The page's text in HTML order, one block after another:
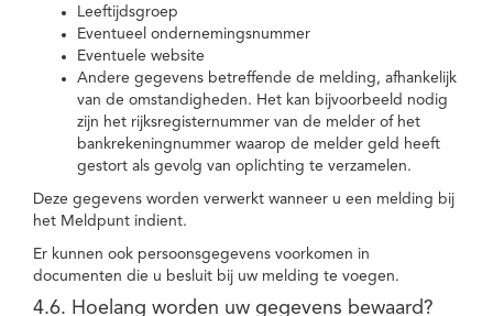
Leeftijdsgroep
Eventueel ondernemingsnummer
Eventuele website
Andere gegevens betreffende de melding, afhankelijk
van de omstandigheden. Het kan bijvoorbeeld nodig
zijn het rijksregisternummer van de melder of het
bankrekeningnummer waarop de melder geld heeft
gestort als gevolg van oplichting te verzamelen.
Deze gegevens worden verwerkt wanneer u een melding bij
het Meldpunt indient.
Er kunnen ook persoonsgegevens voorkomen in
documenten die u besluit bij uw melding te voegen.
4.6. Hoelang worden uw gegevens bewaard?